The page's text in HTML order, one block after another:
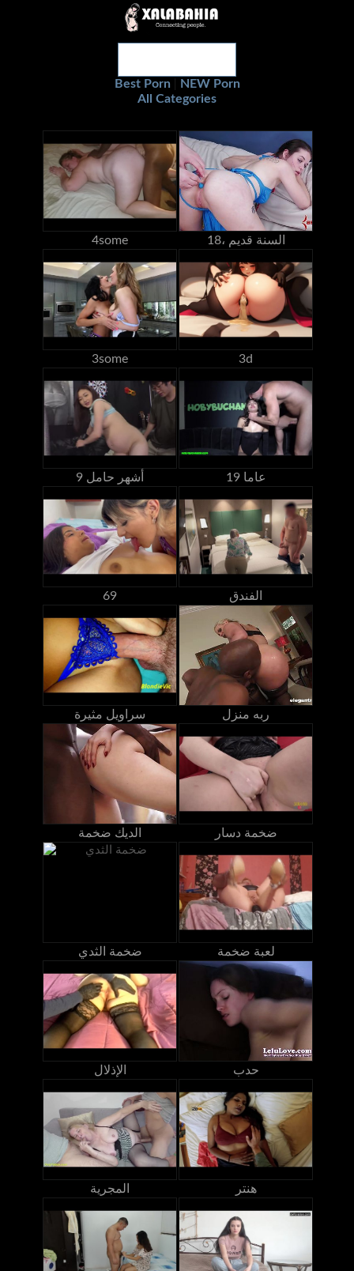
Best Porn
NEW Porn
All Categories
4some 18، السنة قديم
3some 3d
9 أشهر حامل 19 عاما
69 الفندق
سراويل مثيرة ربه منزل
الديك ضخمة ضخمة دسار
ضخمة الثدي لعبة ضخمة
الإذلال حدب
المجرية هنتر